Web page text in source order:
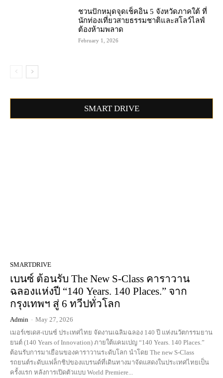
ชวนปักหมุดจุดเช็คอิน 5 จังหวัดภาคใต้ ที่
นักท่องเที่ยวสายธรรมชาติและสโลว์ไลฟ์
ต้องห้ามพลาด
February 1, 2026
SMART DRIVE
SMARTDRIVE
เบนซ์ ต้อนรับ The New S-Class คาราวาน
ฉลองแห่งปี “140 Years. 140 Places.” จาก
กรุงเทพฯ สู่ 6 ทวีปทั่วโลก
Admin - May 27, 2026
เมอร์เซเดส-เบนซ์ ประเทศไทย จัดงานเฉลิมฉลอง 140 ปี แห่งนวัตกรรมยาน
ยนต์ (140 Years of Innovation) ภายใต้แคมเปญ “140 Years. 140 Places.”
ต้อนรับการมาเยือนของคาราวานระดับโลก นำโดย The new S-Class
รถยนต์ระดับแฟล็กชิปของแบรนด์ที่เดินทางมาจัดแสดงในประเทศไทยเป็น
ครั้งแรก หลังการเปิดตัวแบบ World Premiere...